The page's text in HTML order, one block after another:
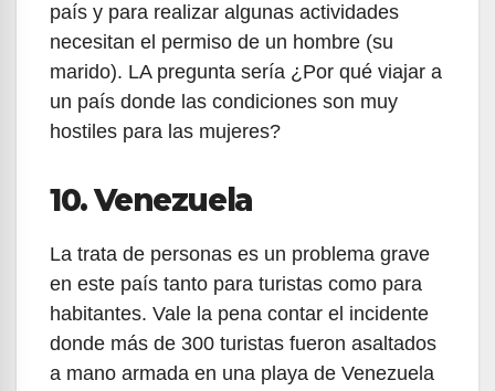
país y para realizar algunas actividades
necesitan el permiso de un hombre (su
marido). LA pregunta sería ¿Por qué viajar a
un país donde las condiciones son muy
hostiles para las mujeres?
10. Venezuela
La trata de personas es un problema grave
en este país tanto para turistas como para
habitantes. Vale la pena contar el incidente
donde más de 300 turistas fueron asaltados
a mano armada en una playa de Venezuela